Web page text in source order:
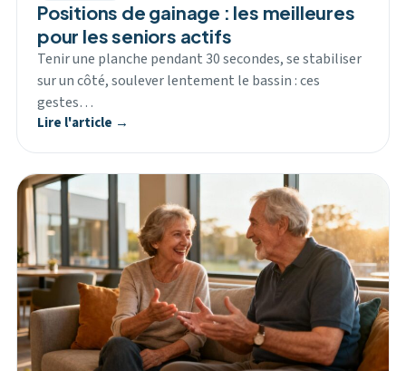
Positions de gainage : les meilleures
pour les seniors actifs
Tenir une planche pendant 30 secondes, se stabiliser
sur un côté, soulever lentement le bassin : ces
gestes…
Lire l'article →